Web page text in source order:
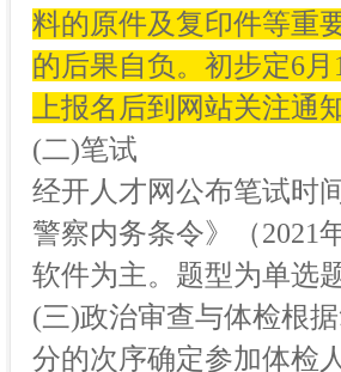
料的原件及复印件等重
的后果自负。 初步定6
上报名后到网站关注通知
(二)笔试
经开人才网公布笔试时
警察内务条令》（2021
软件为主。题型为单选
(三)政治审查与体检根
分的次序确定参加体检